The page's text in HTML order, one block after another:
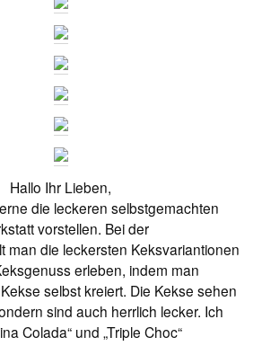
Hallo Ihr Lieben,
die leckeren selbstgemachten
vorstellen. Bei der
man die leckersten Keksvariantionen
erleben, indem man
selbst kreiert. Die Kekse sehen
sind auch herrlich lecker. Ich
Colada“ und „Triple Choc“